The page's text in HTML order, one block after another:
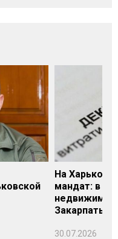
На
мандат: в
Закарпатье
30.07.2026